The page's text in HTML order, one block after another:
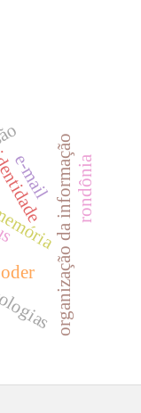
organização da informação
e-mail rondônia